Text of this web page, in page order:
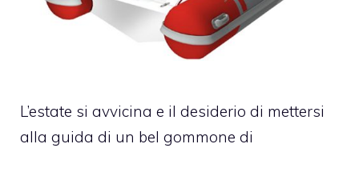
L’estate si avvicina e il desiderio di mettersi
alla guida di un bel gommone di